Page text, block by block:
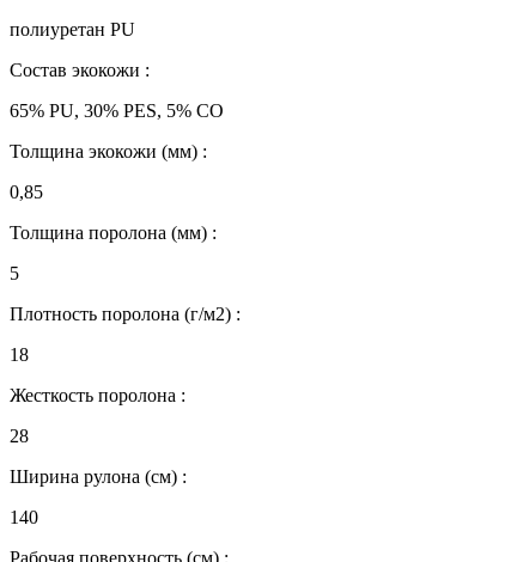
полиуретан PU
Состав экокожи :
65% PU, 30% PES, 5% CO
Толщина экокожи (мм) :
0,85
Толщина поролона (мм) :
5
Плотность поролона (г/м2) :
18
Жесткость поролона :
28
Ширина рулона (см) :
140
Рабочая поверхность (см) :